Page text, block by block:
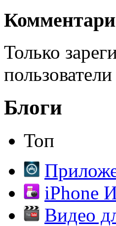
Только
Блоги
Топ
iPhone
Видео